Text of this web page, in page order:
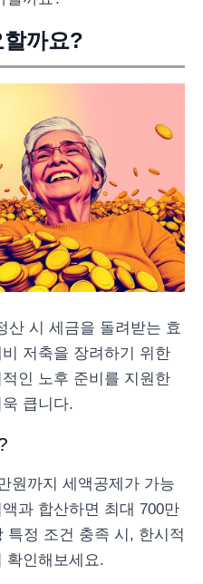
까요?
산 시 세금을 돌려받는 효
저축을 장려하기 위한
인 노후 준비를 지원한
큽니다.
원까지 세액공제가 가능
과 합산하면 최대 700만
특정 조건 충족 시, 한시적
확인해보세요.